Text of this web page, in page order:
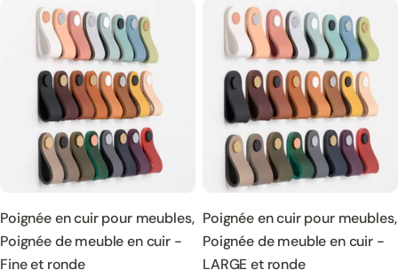
Poignée en cuir pour meubles,
Poignée de meuble en cuir -
Fine et ronde
Poignée en cuir pour meubles,
Poignée de meuble en cuir -
LARGE et ronde